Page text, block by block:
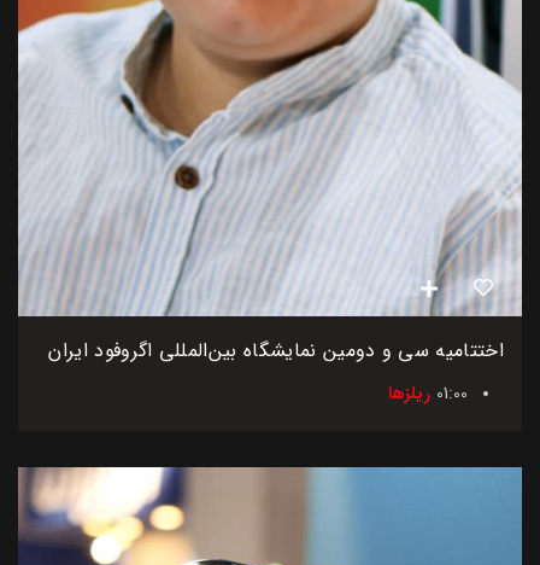
اختتامیه سی و دومین نمایشگاه بین‌المللی اگروفود ایران
01:00 ریلزها